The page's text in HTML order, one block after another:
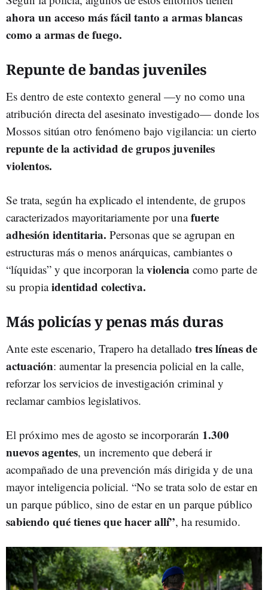
ahora un acceso más fácil tanto a armas blancas
como a armas de fuego.
Repunte de bandas juveniles
Es dentro de este contexto general —y no como una
atribución directa del asesinato investigado— donde los
Mossos sitúan otro fenómeno bajo vigilancia: un cierto
repunte de la actividad de grupos juveniles
violentos.
Se trata, según ha explicado el intendente, de grupos
caracterizados mayoritariamente por unafuerte
adhesión identitaria. Personas que se agrupan en
estructuras más o menos anárquicas, cambiantes o
“líquidas” y que incorporan laviolencia como parte de
su propiaidentidad colectiva.
Más policías y penas más duras
Ante este escenario, Trapero ha detallado tres líneas de
actuación: aumentar la presencia policial en la calle,
reforzar los servicios de investigación criminal y
reclamar cambios legislativos.
El próximo mes de agosto se incorporarán 1.300
nuevos agentes, un incremento que deberá ir
acompañado de una prevención más dirigida y de una
mayor inteligencia policial. “No se trata solo de estar en
un parque público, sino de estar en un parque público
sabiendo qué tienes que hacer allí”, ha resumido.